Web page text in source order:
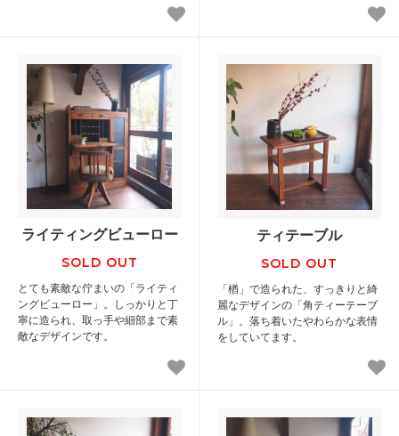
ライティングビューロー
SOLD OUT
とても素敵な佇まいの「ライティ
ングビューロー」。しっかりと丁
寧に造られ、取っ手や細部まで素
敵なデザインです。
ティテーブル
SOLD OUT
「楢」で造られた、すっきりと綺
麗なデザインの「角ティーテーブ
ル」。落ち着いたやわらかな表情
をしていてます。